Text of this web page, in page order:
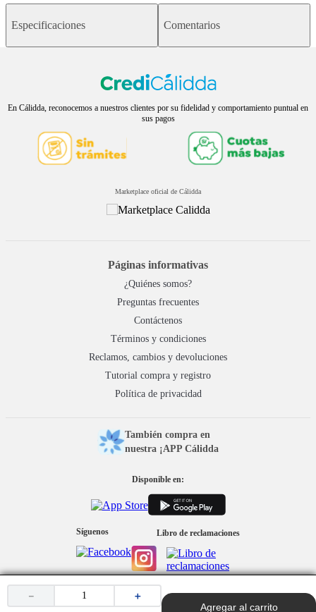
＋
－
Agregar al carrito
Especificaciones Comentarios
En Cálidda, reconocemos a nuestros clientes por su fidelidad y comportamiento puntual en
sus pagos
Marketplace oficial de Cálidda
Páginas informativas
¿Quiénes somos?
Preguntas frecuentes
Contáctenos
Términos y condiciones
Reclamos, cambios y devoluciones
Tutorial compra y registro
Política de privacidad
También compra en
nuestra ¡APP Cálidda
Disponible en:
Síguenos Libro de reclamaciones
Medios de pago y sitio seguro: